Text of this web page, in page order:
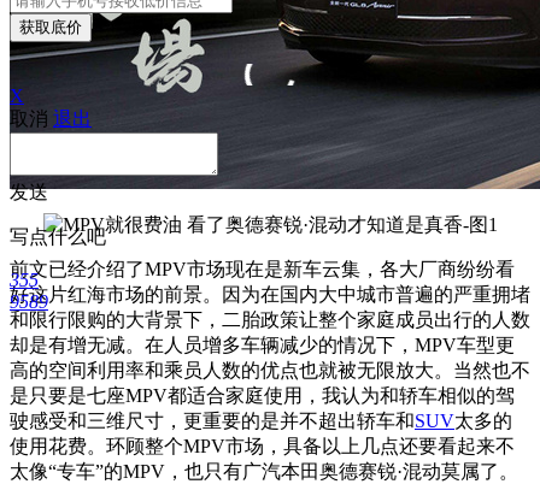
前文已经介绍了MPV市场现在是新车云集，各大厂商纷纷看
好这片红海市场的前景。因为在国内大中城市普遍的严重拥堵
和限行限购的大背景下，二胎政策让整个家庭成员出行的人数
却是有增无减。在人员增多车辆减少的情况下，MPV车型更
高的空间利用率和乘员人数的优点也就被无限放大。当然也不
是只要是七座MPV都适合家庭使用，我认为和轿车相似的驾
驶感受和三维尺寸，更重要的是并不超出轿车和SUV太多的
使用花费。环顾整个MPV市场，具备以上几点还要看起来不
太像“专车”的MPV，也只有广汽本田奥德赛锐·混动莫属了。
获取底价
X
取消 退出
发送
写点什么吧
355
9589